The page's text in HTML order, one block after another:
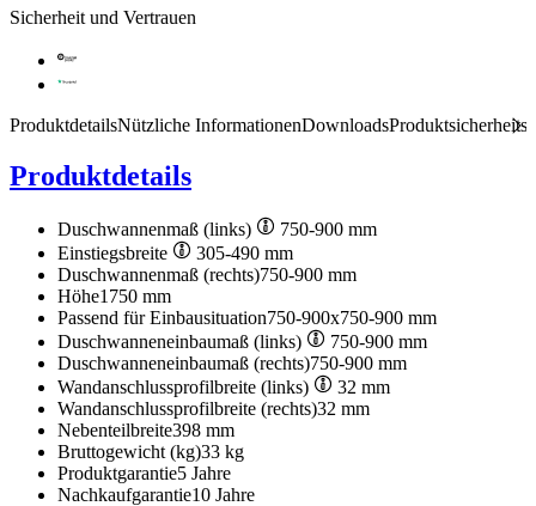
Sicherheit und Vertrauen
Produktdetails
Produktdetails
Duschwannenmaß (links)
750-900 mm
Einstiegsbreite
305-490 mm
Duschwannenmaß (rechts)750-900 mm
Höhe1750 mm
Passend für Einbausituation750-900x750-900 mm
Duschwanneneinbaumaß (links)
750-900 mm
Duschwanneneinbaumaß (rechts)750-900 mm
Wandanschlussprofilbreite (links)
32 mm
Wandanschlussprofilbreite (rechts)32 mm
Nebenteilbreite398 mm
Bruttogewicht (kg)33 kg
Produktgarantie5 Jahre
Nachkaufgarantie10 Jahre
Nützliche InformationenDownloads